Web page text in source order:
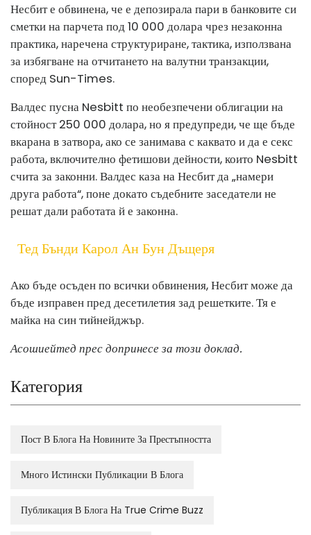
Несбит е обвинена, че е депозирала пари в банковите си
сметки на парчета под 10 000 долара чрез незаконна
практика, наречена структуриране, тактика, използвана
за избягване на отчитането на валутни транзакции,
според Sun-Times.
Валдес пусна Nesbitt по необезпечени облигации на
стойност 250 000 долара, но я предупреди, че ще бъде
вкарана в затвора, ако се занимава с каквато и да е секс
работа, включително фетишови дейности, които Nesbitt
счита за законни. Валдес каза на Несбит да „намери
друга работа“, поне докато съдебните заседатели не
решат дали работата й е законна.
Тед Бънди Карол Ан Бун Дъщеря
Ако бъде осъден по всички обвинения, Несбит може да
бъде изправен пред десетилетия зад решетките. Тя е
майка на син тийнейджър.
Асошиейтед прес допринесе за този доклад.
Категория
Пост В Блога На Новините За Престъпността
Много Истински Публикации В Блога
Публикация В Блога На True Crime Buzz